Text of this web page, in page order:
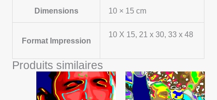
Dimensions 10 × 15 cm
Format Impression
10 X 15, 21 x 30, 33 x 48
Produits similaires